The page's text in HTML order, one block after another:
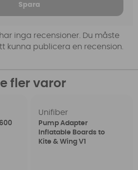
Spara
inga recensioner. Du måste
kunna publicera en recension.
fler varor
Unifiber
Pump Adapter
Inflatable Boards to
Kite & Wing V1